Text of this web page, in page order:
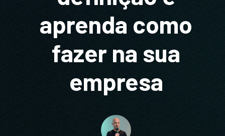
aprenda como
fazer na sua
empresa